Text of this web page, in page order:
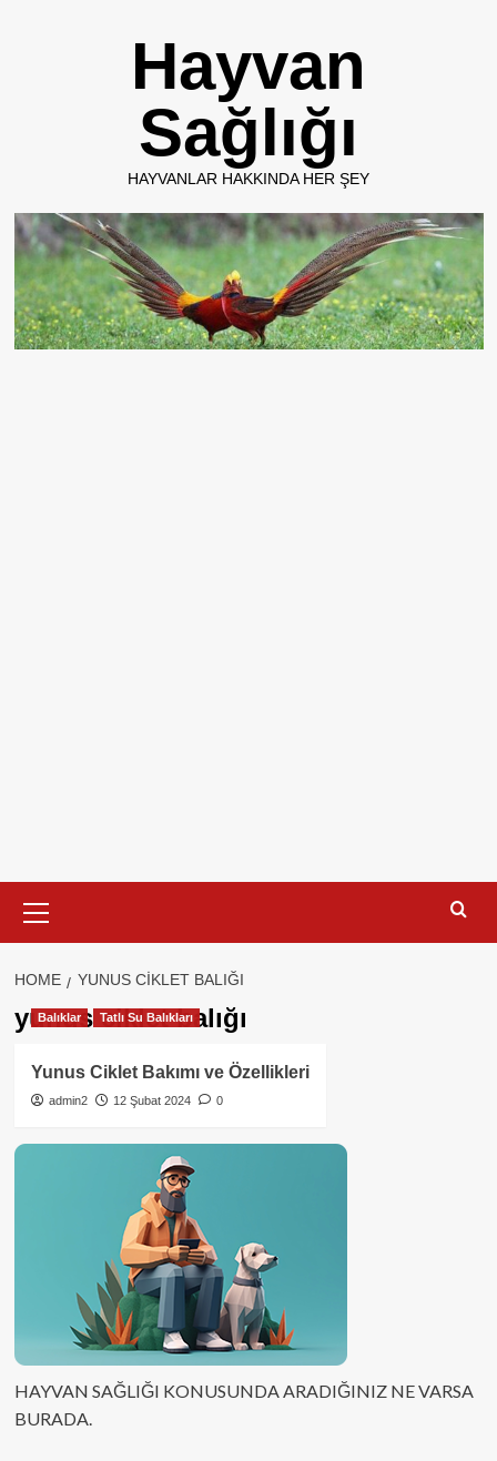
Hayvan
Sağlığı
HAYVANLAR HAKKINDA HER ŞEY
Menu
HOME YUNUS CIKLET BALIĞI
yunus ciklet balığı
Balıklar Tatlı Su Balıkları
Yunus Ciklet Bakımı ve Özellikleri
admin2 12 Şubat 2024 0
HAYVAN SAĞLIĞI KONUSUNDA ARADIĞINIZ NE VARSA
BURADA.